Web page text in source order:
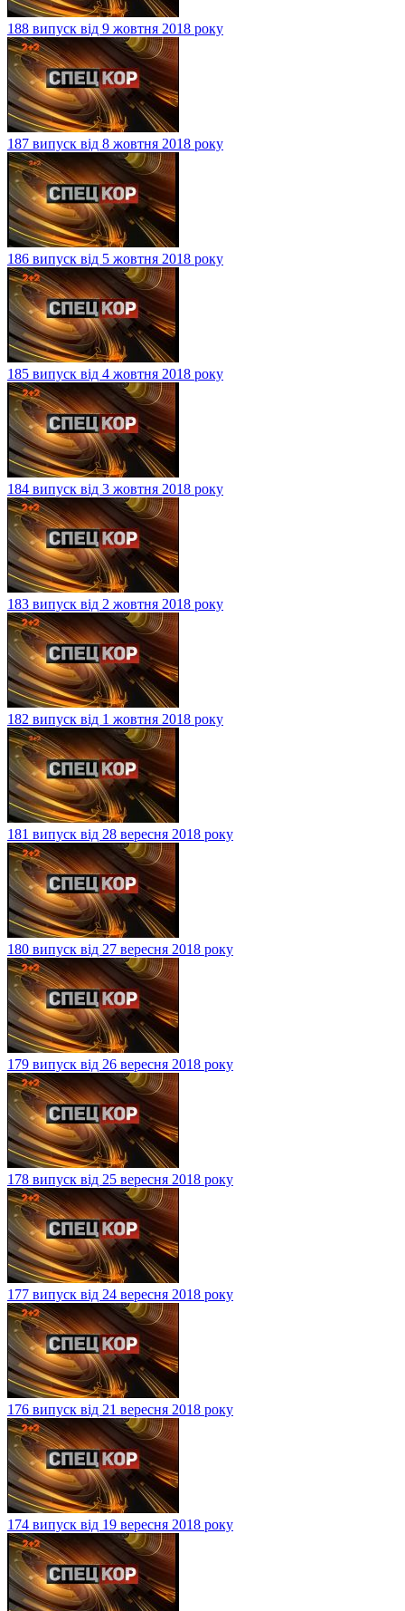
188 випуск від 9 жовтня 2018 року
187 випуск від 8 жовтня 2018 року
186 випуск від 5 жовтня 2018 року
185 випуск від 4 жовтня 2018 року
184 випуск від 3 жовтня 2018 року
183 випуск від 2 жовтня 2018 року
182 випуск від 1 жовтня 2018 року
181 випуск від 28 вересня 2018 року
180 випуск від 27 вересня 2018 року
179 випуск від 26 вересня 2018 року
178 випуск від 25 вересня 2018 року
177 випуск від 24 вересня 2018 року
176 випуск від 21 вересня 2018 року
174 випуск від 19 вересня 2018 року